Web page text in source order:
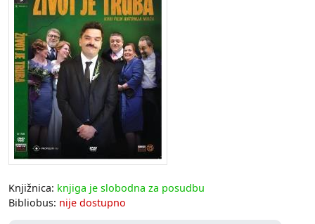
Knjižnica: knjiga je slobodna za posudbu
Bibliobus: nije dostupno